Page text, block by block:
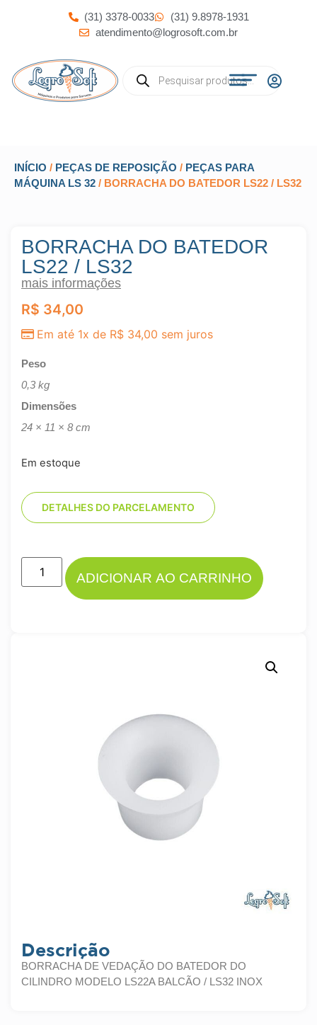
(31) 3378-0033
(31) 9.8978-1931
atendimento@logrosoft.com.br
INÍCIO / PEÇAS DE REPOSIÇÃO / PEÇAS PARA
MÁQUINA LS 32 / BORRACHA DO BATEDOR LS22 / LS32
Descrição
BORRACHA DE VEDAÇÃO DO BATEDOR DO
CILINDRO MODELO LS22A BALCÃO / LS32 INOX
BORRACHA DO BATEDOR
LS22 / LS32
mais informações
R$ 34,00
Em até 1x de R$ 34,00 sem juros
Peso
0,3 kg
Dimensões
24 × 11 × 8 cm
Em estoque
DETALHES DO PARCELAMENTO
ADICIONAR AO CARRINHO